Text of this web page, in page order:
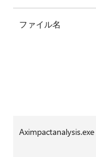
ファイル名
Aximpactanalysis.exe